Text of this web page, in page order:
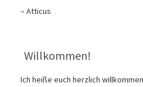
– Atticus
Willkommen!
Ich heiße euch herzlich